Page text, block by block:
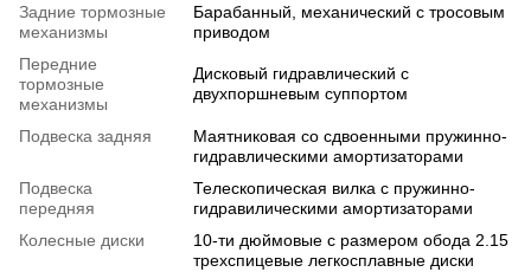
Задние тормозные
механизмы
Барабанный, механический с тросовым
приводом
Передние
тормозные
механизмы
Дисковый гидравлический с
двухпоршневым суппортом
Подвеска задняя
Маятниковая со сдвоенными пружинно-
гидравлическими амортизаторами
Подвеска
передняя
Телескопическая вилка с пружинно-
гидравилическими амортизаторами
Колесные диски
10-ти дюймовые с размером обода 2.15
трехспицевые легкосплавные диски